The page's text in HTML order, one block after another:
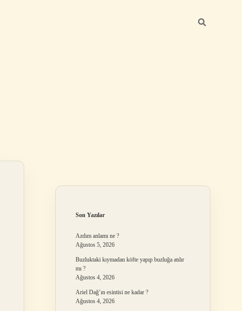
Son Yazılar
Azdım anlamı ne ?
Ağustos 5, 2026
Buzluktaki kıymadan köfte yapıp buzluğa atılır
mı ?
Ağustos 4, 2026
Ariel Dağ’ın esintisi ne kadar ?
Ağustos 4, 2026